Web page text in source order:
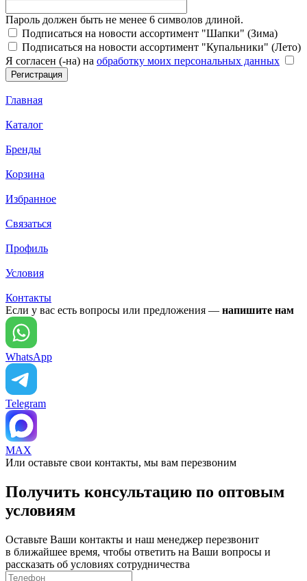
Пароль должен быть не менее 6 символов длиной.
Подписаться на новости ассортимент "Шапки" (Зима)
Подписаться на новости ассортимент "Купальники" (Лето)
Я согласен (-на) на обработку моих персональных данных
Главная
Каталог
Бренды
Корзина
Избранное
Связаться
Профиль
Условия
Контакты
Если у вас есть вопросы или предложения — напишите нам
WhatsApp
Telegram
MAX
Или оставьте свои контакты, мы вам перезвоним
Получить консультацию по оптовым
условиям
Оставьте Ваши контакты и наш менеджер перезвонит
в ближайшее время, чтобы ответить на Ваши вопросы и
рассказать об условиях сотрудничества